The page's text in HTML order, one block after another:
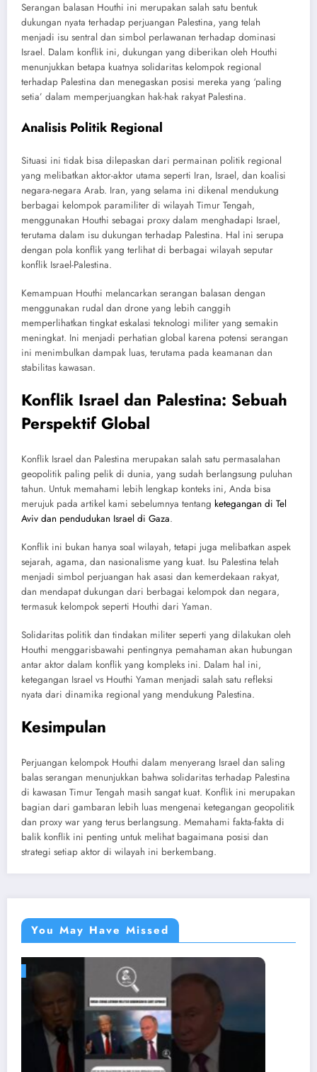
Serangan balasan Houthi ini merupakan salah satu bentuk
dukungan nyata terhadap perjuangan Palestina, yang telah
menjadi isu sentral dan simbol perlawanan terhadap dominasi
Israel. Dalam konflik ini, dukungan yang diberikan oleh Houthi
menunjukkan betapa kuatnya solidaritas kelompok regional
terhadap Palestina dan menegaskan posisi mereka yang ‘paling
setia’ dalam memperjuangkan hak-hak rakyat Palestina.
Analisis Politik Regional
Situasi ini tidak bisa dilepaskan dari permainan politik regional
yang melibatkan aktor-aktor utama seperti Iran, Israel, dan koalisi
negara-negara Arab. Iran, yang selama ini dikenal mendukung
berbagai kelompok paramiliter di wilayah Timur Tengah,
menggunakan Houthi sebagai proxy dalam menghadapi Israel,
terutama dalam isu dukungan terhadap Palestina. Hal ini serupa
dengan pola konflik yang terlihat di berbagai wilayah seputar
konflik Israel-Palestina.
Kemampuan Houthi melancarkan serangan balasan dengan
menggunakan rudal dan drone yang lebih canggih
memperlihatkan tingkat eskalasi teknologi militer yang semakin
meningkat. Ini menjadi perhatian global karena potensi serangan
ini menimbulkan dampak luas, terutama pada keamanan dan
stabilitas kawasan.
Konflik Israel dan Palestina: Sebuah
Perspektif Global
Konflik Israel dan Palestina merupakan salah satu permasalahan
geopolitik paling pelik di dunia, yang sudah berlangsung puluhan
tahun. Untuk memahami lebih lengkap konteks ini, Anda bisa
merujuk pada artikel kami sebelumnya tentang ketegangan di Tel
Aviv dan pendudukan Israel di Gaza.
Konflik ini bukan hanya soal wilayah, tetapi juga melibatkan aspek
sejarah, agama, dan nasionalisme yang kuat. Isu Palestina telah
menjadi simbol perjuangan hak asasi dan kemerdekaan rakyat,
dan mendapat dukungan dari berbagai kelompok dan negara,
termasuk kelompok seperti Houthi dari Yaman.
Solidaritas politik dan tindakan militer seperti yang dilakukan oleh
Houthi menggarisbawahi pentingnya pemahaman akan hubungan
antar aktor dalam konflik yang kompleks ini. Dalam hal ini,
ketegangan Israel vs Houthi Yaman menjadi salah satu refleksi
nyata dari dinamika regional yang mendukung Palestina.
Kesimpulan
Perjuangan kelompok Houthi dalam menyerang Israel dan saling
balas serangan menunjukkan bahwa solidaritas terhadap Palestina
di kawasan Timur Tengah masih sangat kuat. Konflik ini merupakan
bagian dari gambaran lebih luas mengenai ketegangan geopolitik
dan proxy war yang terus berlangsung. Memahami fakta-fakta di
balik konflik ini penting untuk melihat bagaimana posisi dan
strategi setiap aktor di wilayah ini berkembang.
You May Have Missed